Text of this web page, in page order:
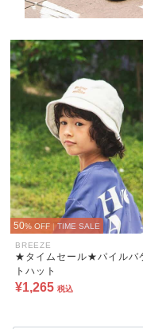
50% OFF | TIME SALE
BREEZE
★タイムセール★パイルバ
トハット
¥1,265 税込